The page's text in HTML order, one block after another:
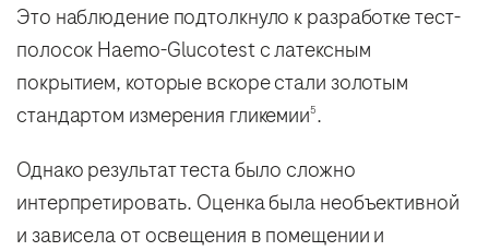
Это наблюдение подтолкнуло к разработке тест-
полосок Haemo-Glucotest с латексным
покрытием, которые вскоре стали золотым
стандартом измерения гликемии5.
Однако результат теста было сложно
интерпретировать. Оценка была необъективной
и зависела от освещения в помещении и